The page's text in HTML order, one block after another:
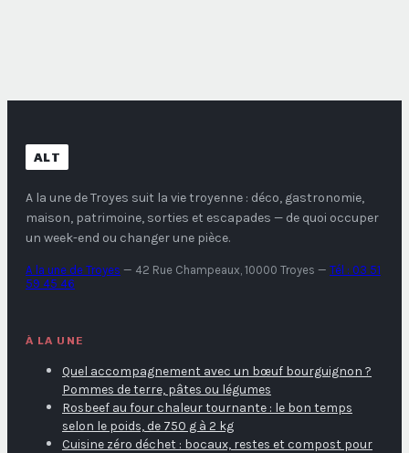
ALT
A la une de Troyes suit la vie troyenne : déco, gastronomie,
maison, patrimoine, sorties et escapades — de quoi occuper
un week-end ou changer une pièce.
A la une de Troyes — 42 Rue Champeaux, 10000 Troyes — Tél : 03 51
59 45 46
À LA UNE
Quel accompagnement avec un bœuf bourguignon ?
Pommes de terre, pâtes ou légumes
Rosbeef au four chaleur tournante : le bon temps
selon le poids, de 750 g à 2 kg
Cuisine zéro déchet : bocaux, restes et compost pour